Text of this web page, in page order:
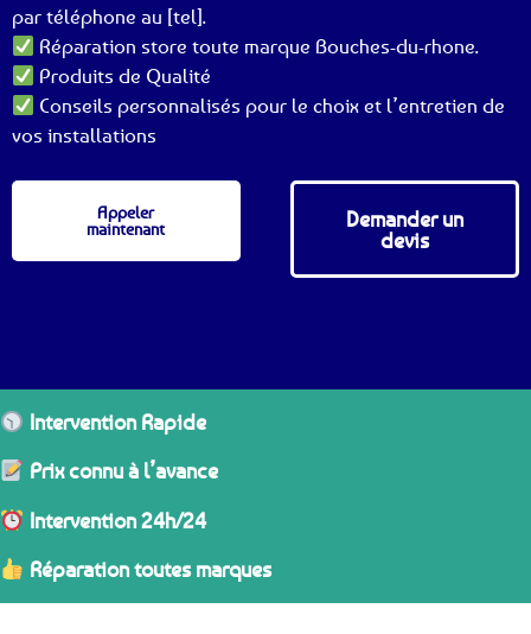
par téléphone au [tel].
Réparation store toute marque Bouches-du-rhone.
Produits de Qualité
Conseils personnalisés pour le choix et l’entretien de
vos installations
Appeler
maintenant
Demander un
devis
Intervention Rapide
Prix connu à l’avance
Intervention 24h/24
Réparation toutes marques